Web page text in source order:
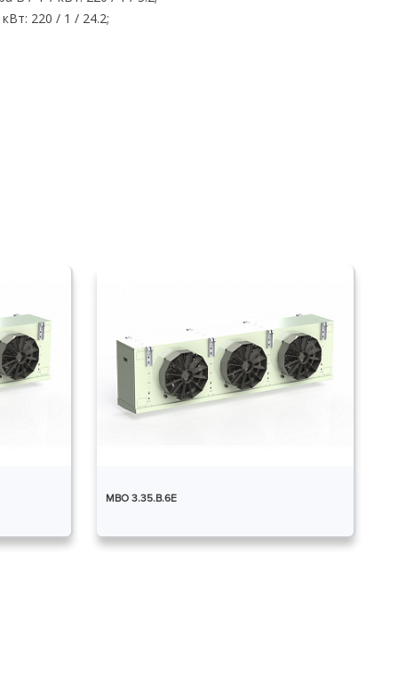
220 / 1 / 24.2;
МВО 3.35.В.6Е